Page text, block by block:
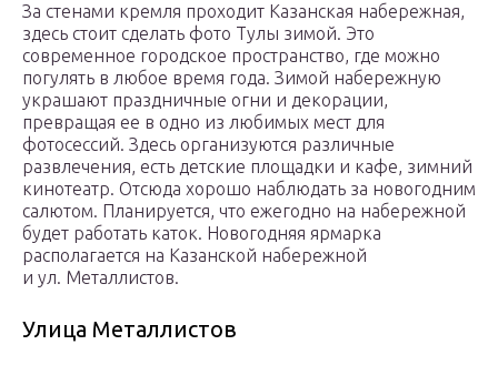
За стенами кремля проходит Казанская набережная,
здесь стоит сделать фото Тулы зимой. Это
современное городское пространство, где можно
погулять в любое время года. Зимой набережную
украшают праздничные огни и декорации,
превращая ее в одно из любимых мест для
фотосессий. Здесь организуются различные
развлечения, есть детские площадки и кафе, зимний
кинотеатр. Отсюда хорошо наблюдать за новогодним
салютом. Планируется, что ежегодно на набережной
будет работать каток. Новогодняя ярмарка
располагается на Казанской набережной
и ул. Металлистов.
Улица Металлистов